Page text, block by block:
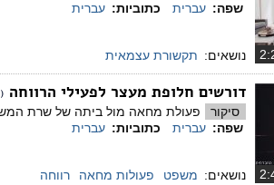
שפה: עברית כתוביות: עברית
נושאים: תקשורת עצמאית
דורשים חלופת מעצר לפעילי הרווחה
סיקור
פעולת מחאה מול ביתה של שרת
שפה: עברית כתוביות: עברית
נושאים: משפט פעולות מחאה רווחה